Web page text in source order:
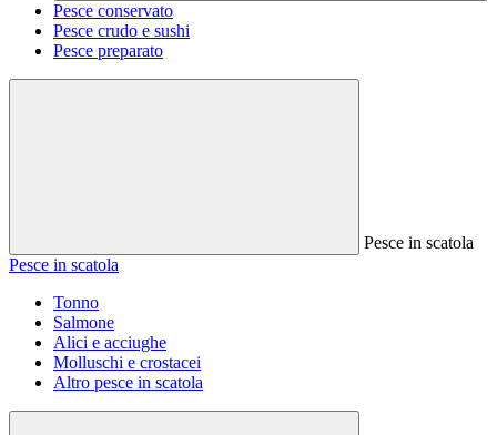
Pesce conservato
Pesce crudo e sushi
Pesce preparato
Pesce in scatola
Pesce in scatola
Tonno
Salmone
Alici e acciughe
Molluschi e crostacei
Altro pesce in scatola